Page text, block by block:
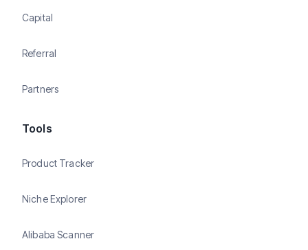
Capital
Referral
Partners
Tools
Product Tracker
Niche Explorer
Alibaba Scanner